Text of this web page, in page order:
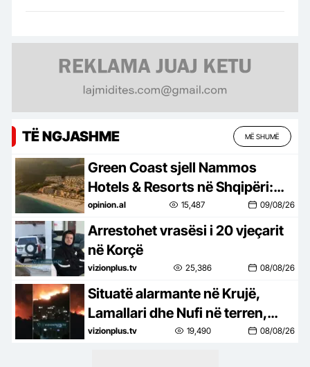
TË NGJASHME MË SHUMË
Green Coast sjell Nammos
Hotels & Resorts në Shqipëri:
Destinacion i ri lifestyle
opinion.al 15,487 09/08/26
Arrestohet vrasësi i 20 vjeçarit
në Korçë
vizionplus.tv 25,386 08/08/26
Situatë alarmante në Krujë,
Lamallari dhe Nufi në terren,
apel banorëve pë evakuim
vizionplus.tv 19,490 08/08/26